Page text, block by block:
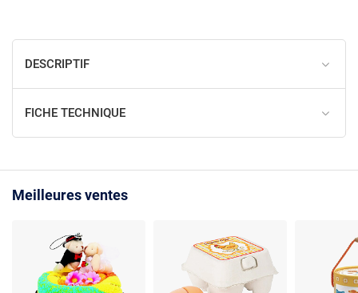
DESCRIPTIF
FICHE TECHNIQUE
Meilleures ventes